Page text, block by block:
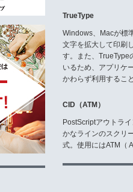
《使用契約を必要とする主なもの
●放送での使用〈TV番組タイト
●各種ゲームソフト
●DVD、ビデオ〈個人使用はOK
●各種ロゴタイプとしての使用/
社名、団体名、店名・屋号、商
ム・CD・DVDなどの著作物の
ず、サービスやキャラクター等
●各種彫刻製品、看板、表札等で
●紙以外の素材、布・革類での各
●映画タイトルなど、映画での各
●電子書籍、ほかデジタルデータ
●WEB上での使用〈個人及び自
●携帯コンテンツでの使用ほか
TrueType
Windows、Macが標
文字を拡大して印刷
す。また、TrueType
いるため、アプリケ
かわらず利用するこ
CID（ATM）
PostScriptアウトラ
かなラインのスクリ
式。使用にはATM（